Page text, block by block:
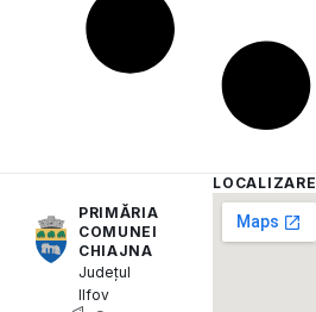
PRIMĂRIA
COMUNEI
CHIAJNA
Județul
Ilfov
LOCALIZARE